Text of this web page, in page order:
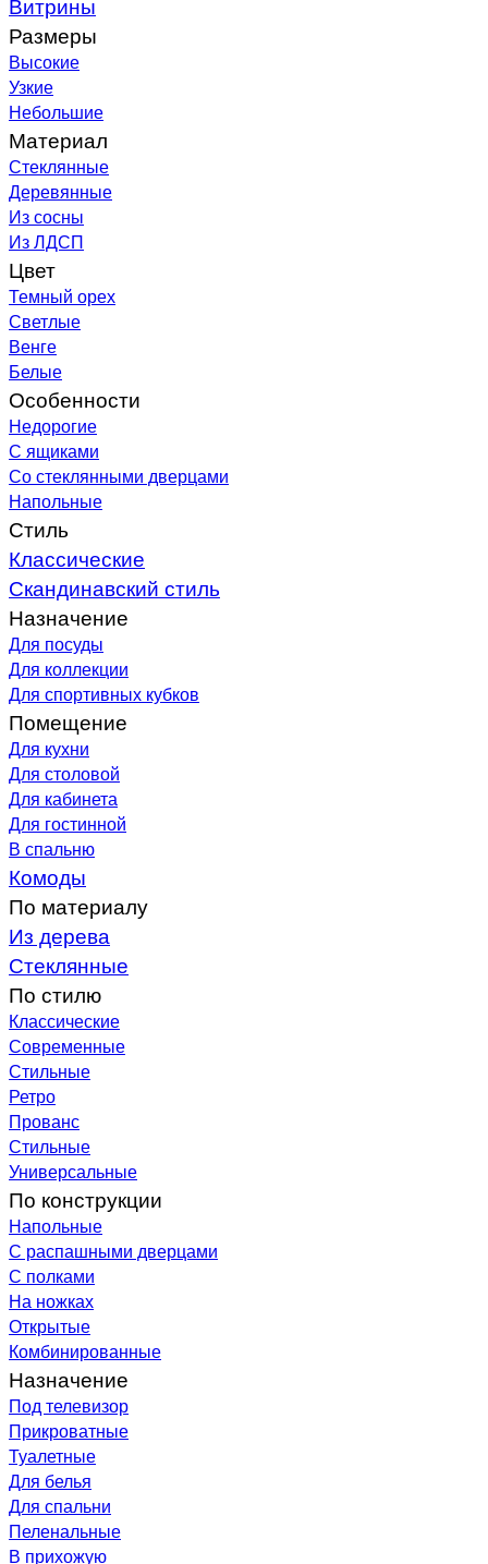
Размеры
Высокие
Узкие
Небольшие
Материал
Стеклянные
Деревянные
Из сосны
Из ЛДСП
Цвет
Темный орех
Светлые
Венге
Белые
Особенности
Недорогие
С ящиками
Со стеклянными дверцами
Напольные
Стиль
Классические
Скандинавский стиль
Назначение
Для посуды
Для коллекции
Для спортивных кубков
Помещение
Для кухни
Для столовой
Для кабинета
Для гостинной
В спальню
Комоды
По материалу
Из дерева
Стеклянные
По стилю
Классические
Современные
Стильные
Ретро
Прованс
Стильные
Универсальные
По конструкции
Напольные
С распашными дверцами
С полками
На ножках
Открытые
Комбинированные
Назначение
Под телевизор
Прикроватные
Туалетные
Для белья
Для спальни
Пеленальные
В прихожую